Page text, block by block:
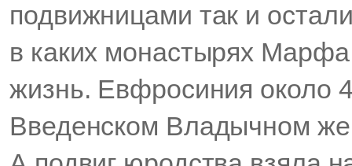
подвижницами так и
в каких монастырях
жизнь. Евфросиния около
Введенском Владычном